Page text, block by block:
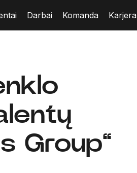
Darbai Komanda Karjera
Group“